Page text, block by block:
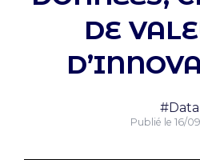
DE
#Data
Publié le 16/